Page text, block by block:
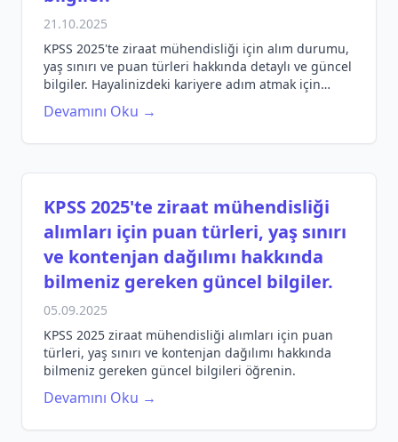
21.10.2025
KPSS 2025'te ziraat mühendisliği için alım durumu,
yaş sınırı ve puan türleri hakkında detaylı ve güncel
bilgiler. Hayalinizdeki kariyere adım atmak için
gereken bilgileri keşfedin!
Devamını Oku →
KPSS 2025'te ziraat mühendisliği
alımları için puan türleri, yaş sınırı
ve kontenjan dağılımı hakkında
bilmeniz gereken güncel bilgiler.
05.09.2025
KPSS 2025 ziraat mühendisliği alımları için puan
türleri, yaş sınırı ve kontenjan dağılımı hakkında
bilmeniz gereken güncel bilgileri öğrenin.
Devamını Oku →